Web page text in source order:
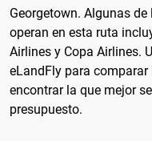
Georgetown. Algunas
operan en esta ruta
Airlines y Copa Airlines.
eLandFly para
encontrar la que mejor
presupuesto.